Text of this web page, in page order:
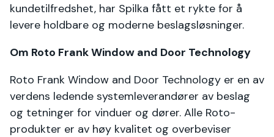
kundetilfredshet, har Spilka fått et rykte for å
levere holdbare og moderne beslagsløsninger.
Om Roto Frank Window and Door Technology
Roto Frank Window and Door Technology er en av
verdens ledende systemleverandører av beslag
og tetninger for vinduer og dører. Alle Roto-
produkter er av høy kvalitet og overbeviser